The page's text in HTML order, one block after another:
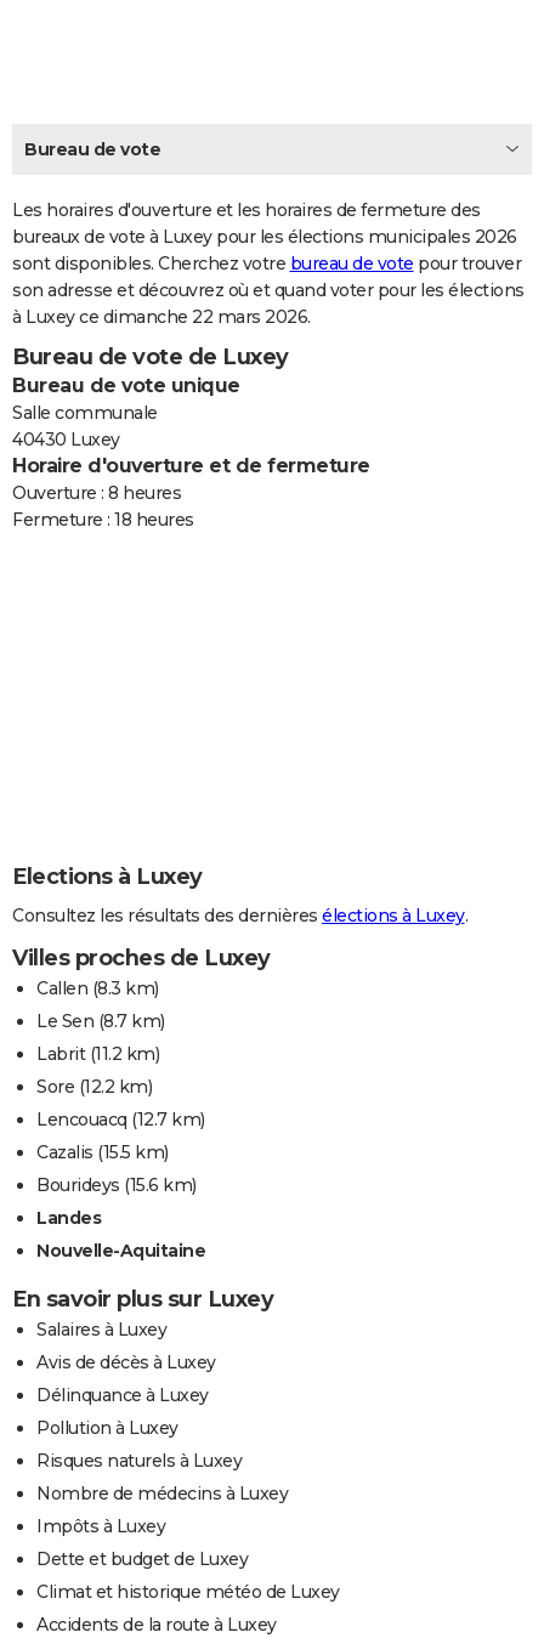
Carte de Noël
Carte Bonne année
Carte Saint-Valentin
Carte Pâques
Carte d'anniversaire
DICTIONNAIRE
Dictionnaire
Biographies
Citations
Expressions
Proverbes
PROGRAMME TV
COPAINS D'AVANT
S'inscrire
Se connecter
Lycées
Collèges
Primaires
Universités
Entreprises
Service militaire
Avis de recherche
AVIS DE DÉCÈS
FORUM
Bricolage
Lifestyle
Culture
Sport
Auto
Television
Voyage
Cinema
Bureau de vote
Les horaires d'ouverture et les horaires de fermeture des
bureaux de vote à Luxey pour les élections municipales 2026
sont disponibles. Cherchez votre bureau de vote pour trouver
son adresse et découvrez où et quand voter pour les élections
à Luxey ce dimanche 22 mars 2026.
Bureau de vote de Luxey
Bureau de vote unique
Salle communale
40430 Luxey
Horaire d'ouverture et de fermeture
Ouverture : 8 heures
Fermeture : 18 heures
Elections à Luxey
Consultez les résultats des dernières élections à Luxey.
Villes proches de Luxey
Callen (8.3 km)
Le Sen (8.7 km)
Labrit(11.2 km)
Sore (12.2 km)
Lencouacq (12.7 km)
Cazalis (15.5 km)
Bourideys (15.6 km)
Landes
Nouvelle-Aquitaine
En savoir plus sur Luxey
Salaires à Luxey
Avis de décès à Luxey
Délinquance à Luxey
Pollution à Luxey
Risques naturels à Luxey
Nombre de médecins à Luxey
Impôts à Luxey
Dette et budget de Luxey
Climat et historique météo de Luxey
Accidents de la route à Luxey